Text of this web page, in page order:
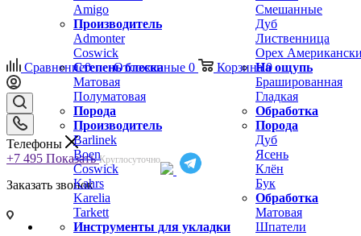
Amigo
Смешанные
Производитель
Admonter
Coswick
Степень блеска
Матовая
Полуматовая
Порода
Дуб
Лиственница
Орех
На ощупь
Брашированная
Гладкая
Обработка
Производитель
Barlinek
Boen
Coswick
Kahrs
Karelia
Tarkett
Порода
Дуб
Ясень
Клён
Бук
Обработка
Матовая
Инструменты для укладки
Шпатели
Сравнение0 Отложенные 0 Корзина 0
Телефоны
+7 495 Показать Круглосуточно
Заказать звонок